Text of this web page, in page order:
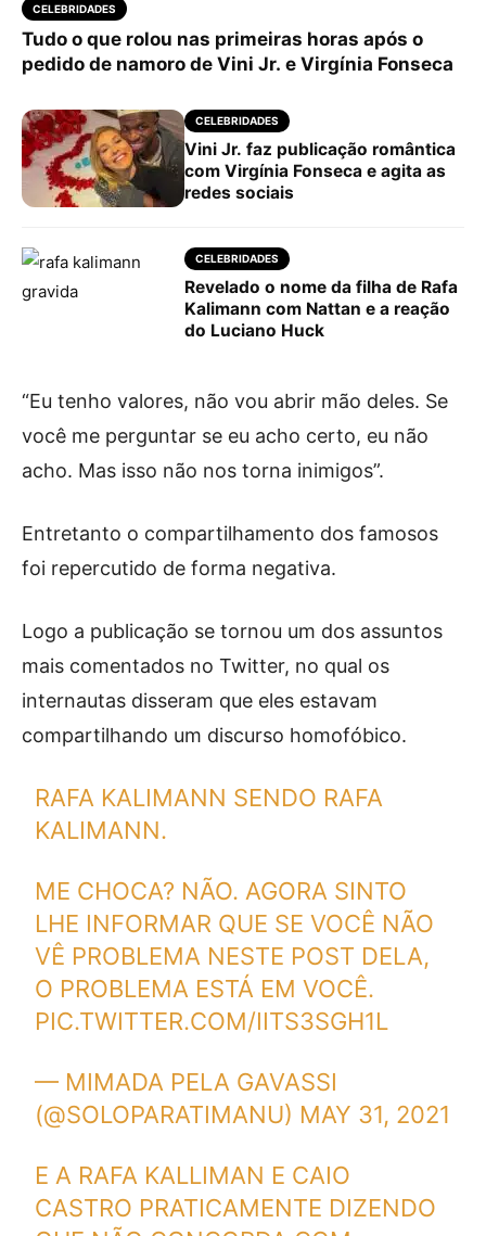
CELEBRIDADES
Tudo o que rolou nas primeiras horas após o
pedido de namoro de Vini Jr. e Virgínia Fonseca
CELEBRIDADES
Vini Jr. faz publicação romântica
com Virgínia Fonseca e agita as
redes sociais
CELEBRIDADES
Revelado o nome da filha de Rafa
Kalimann com Nattan e a reação
do Luciano Huck
“Eu tenho valores, não vou abrir mão deles. Se
você me perguntar se eu acho certo, eu não
acho. Mas isso não nos torna inimigos”.
Entretanto o compartilhamento dos famosos
foi repercutido de forma negativa.
Logo a publicação se tornou um dos assuntos
mais comentados no Twitter, no qual os
internautas disseram que eles estavam
compartilhando um discurso homofóbico.
RAFA KALIMANN SENDO RAFA
KALIMANN.
ME CHOCA? NÃO. AGORA SINTO
LHE INFORMAR QUE SE VOCÊ NÃO
VÊ PROBLEMA NESTE POST DELA,
O PROBLEMA ESTÁ EM VOCÊ.
PIC.TWITTER.COM/IITS3SGH1L
— MIMADA PELA GAVASSI
(@SOLOPARATIMANU) MAY 31, 2021
E A RAFA KALLIMAN E CAIO
CASTRO PRATICAMENTE DIZENDO